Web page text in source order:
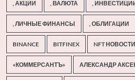
, АКЦИИ , ВАЛЮТА ,
, ЛИЧНЫЕ ФИНАНСЫ , ОБЛИГАЦИИ
BINANCE BITFINEX NFT НОВОСТИ
«КОММЕРСАНТЪ» АЛЕКСАНДР